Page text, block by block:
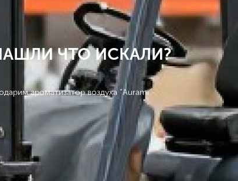
ЧТО ИСКАЛИ?
ароматизатор воздуха “Aurami”